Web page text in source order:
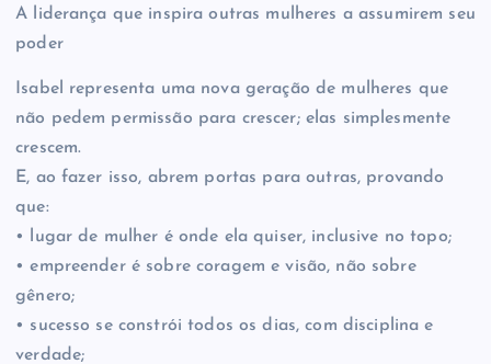
A liderança que inspira outras mulheres a assumirem seu
poder
Isabel representa uma nova geração de mulheres que
não pedem permissão para crescer; elas simplesmente
crescem.
E, ao fazer isso, abrem portas para outras, provando
que:
• lugar de mulher é onde ela quiser, inclusive no topo;
• empreender é sobre coragem e visão, não sobre
gênero;
• sucesso se constrói todos os dias, com disciplina e
verdade;